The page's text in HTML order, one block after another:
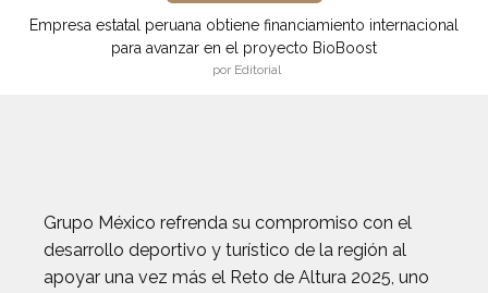
Empresa estatal peruana obtiene financiamiento internacional
para avanzar en el proyecto BioBoost
por Editorial
Grupo México refrenda su compromiso con el
desarrollo deportivo y turístico de la región al
apoyar una vez más el Reto de Altura 2025, uno